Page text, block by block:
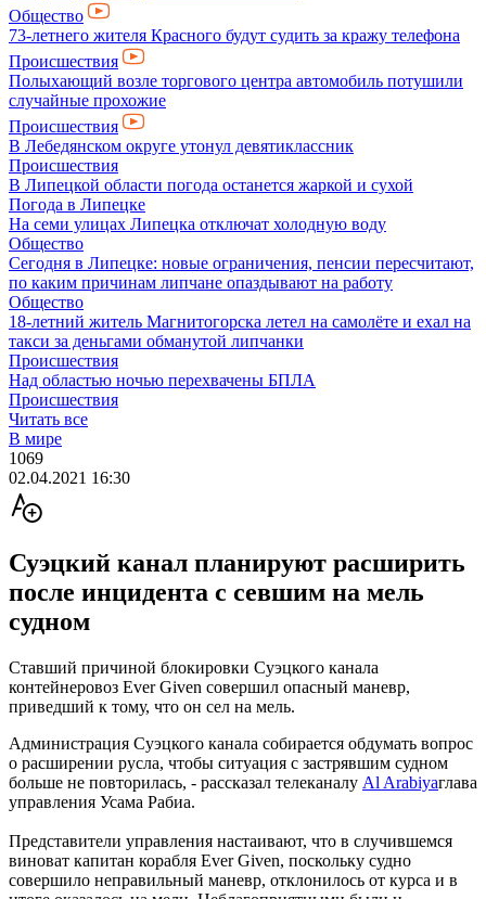
Общество
73-летнего жителя Красного будут судить за кражу телефона
Происшествия
Полыхающий возле торгового центра автомобиль потушили
случайные прохожие
Происшествия
В Лебедянском округе утонул девятиклассник
Происшествия
В Липецкой области погода останется жаркой и сухой
Погода в Липецке
На семи улицах Липецка отключат холодную воду
Общество
Сегодня в Липецке: новые ограничения, пенсии пересчитают,
по каким причинам липчане опаздывают на работу
Общество
18-летний житель Магнитогорска летел на самолёте и ехал на
такси за деньгами обманутой липчанки
Происшествия
Над областью ночью перехвачены БПЛА
Происшествия
Читать все
В мире
1069
02.04.2021 16:30
Суэцкий канал планируют расширить
после инцидента с севшим на мель
судном
Ставший причиной блокировки Суэцкого канала
контейнеровоз Ever Given совершил опасный маневр,
приведший к тому, что он сел на мель.
Администрация Суэцкого канала собирается обдумать вопрос
о расширении русла, чтобы ситуация с застрявшим судном
больше не повторилась, - рассказал телеканалу Al Arabiyaглава
управления Усама Рабиа.
Представители управления настаивают, что в случившемся
виноват капитан корабля Ever Given, поскольку судно
совершило неправильный маневр, отклонилось от курса и в